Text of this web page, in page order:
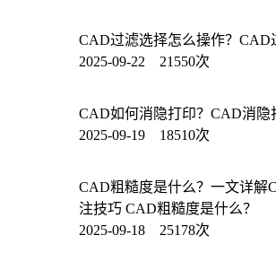
CAD过滤选择怎么操作？CAD
2025-09-22 21550次
CAD如何消隐打印？CAD消隐
2025-09-19 18510次
CAD粗糙度是什么？一文详解
注技巧 CAD粗糙度是什么？
2025-09-18 25178次